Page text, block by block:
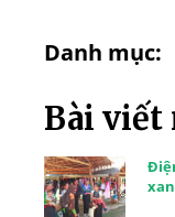
Danh mục:
Bài